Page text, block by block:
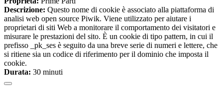
Descrizione: Questo nome di cookie è associato alla piattaforma di
analisi web open source Piwik. Viene utilizzato per aiutare i
proprietari di siti Web a monitorare il comportamento dei visitatori e
misurare le prestazioni del sito. È un cookie di tipo pattern, in cui il
prefisso _pk_ses è seguito da una breve serie di numeri e lettere, che
si ritiene sia un codice di riferimento per il dominio che imposta il
cookie.
Durata: 30 minuti